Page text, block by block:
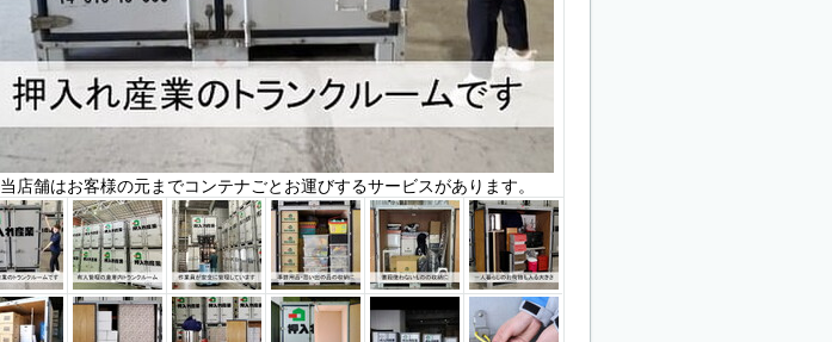
当店舗はお客様の元までコンテナごとお運びするサービスがあります。